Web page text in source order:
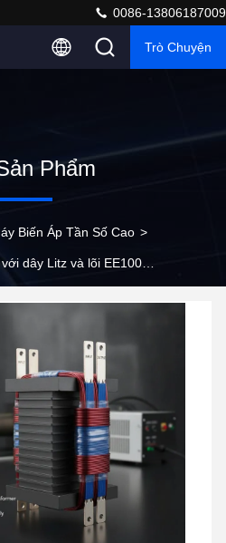
0086-13806187009
Trò Chuyện
Phẩm
Biến Áp Tần Số Cao >
dây Litz và lõi EE100